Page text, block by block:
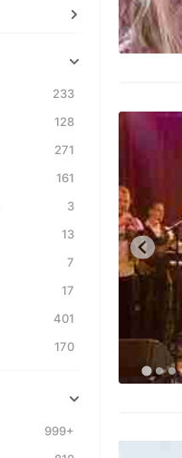
233
128
271
161
3
13
7
17
401
170
999+